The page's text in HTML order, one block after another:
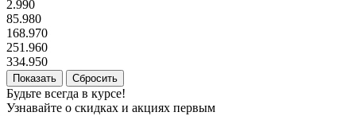
2.990
85.980
168.970
251.960
334.950
Сбросить
Будьте всегда в курсе!
Узнавайте о скидках и акциях первым